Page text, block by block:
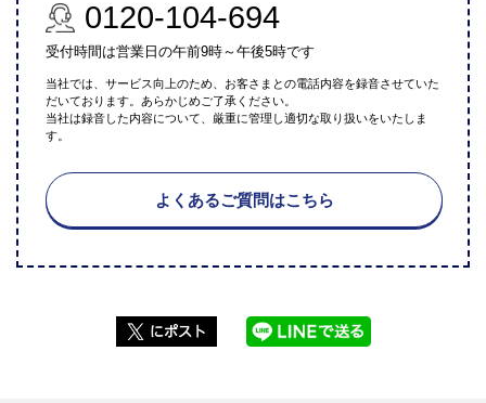
0120-104-694
受付時間は営業日の午前9時～午後5時です
当社では、サービス向上のため、お客さまとの電話内容を録音させていた
だいております。あらかじめご了承ください。
当社は録音した内容について、厳重に管理し適切な取り扱いをいたしま
す。
よくあるご質問はこちら